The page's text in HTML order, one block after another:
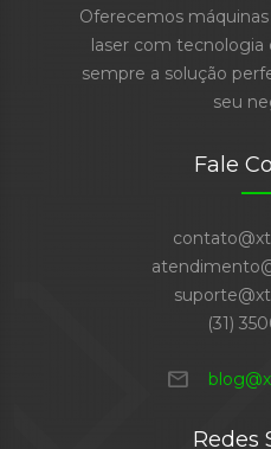
Oferecemos
laser com tecnologia
sempre a solução
seu
Fale
(31)
mail
Redes